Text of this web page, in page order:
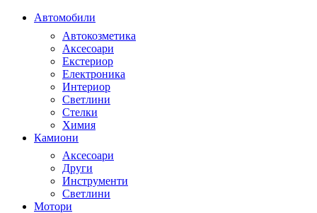
Автомобили
Автокозметика
Аксесоари
Екстериор
Електроника
Интериор
Светлини
Стелки
Химия
Камиони
Аксесоари
Други
Инструменти
Светлини
Мотори